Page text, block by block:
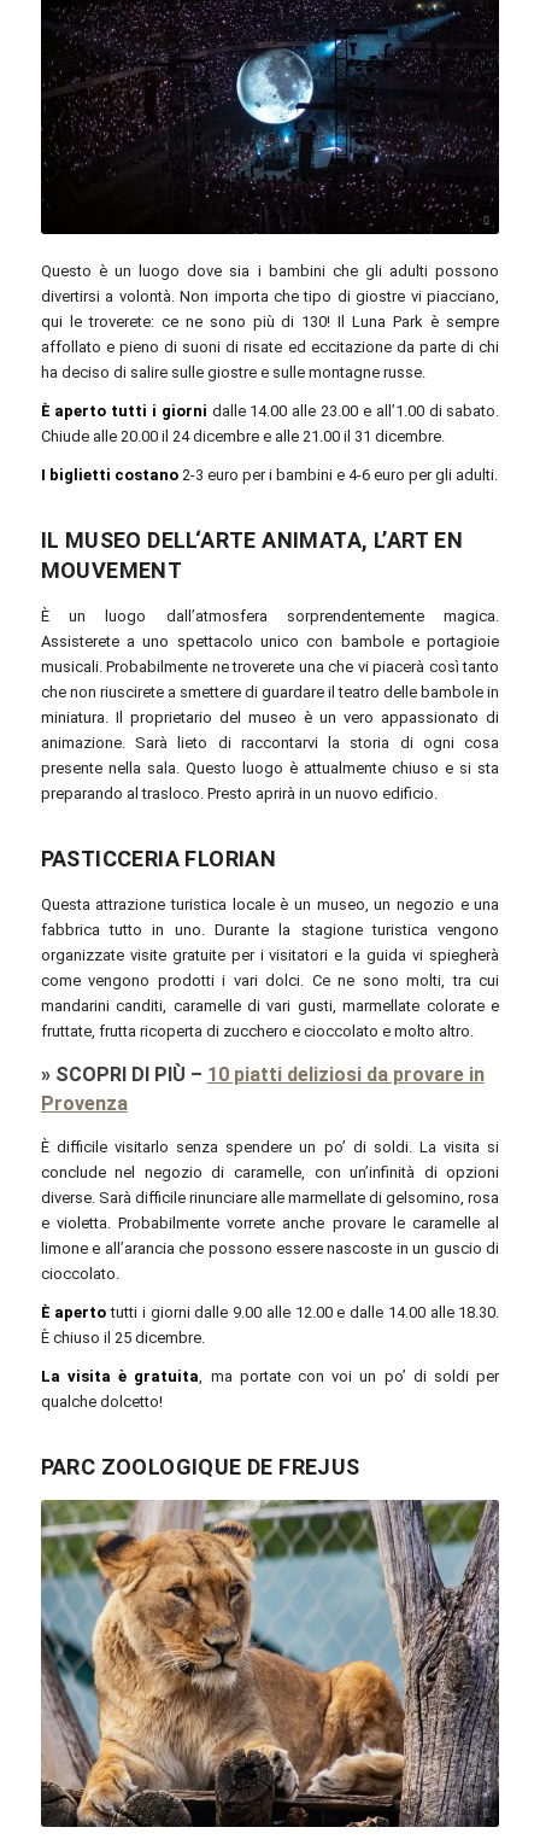
Nessim Bouzaiane / Unsplash
Questo è un luogo dove sia i bambini che gli adulti possono
divertirsi a volontà. Non importa che tipo di giostre vi piacciano,
qui le troverete: ce ne sono più di 130! Il Luna Park è sempre
affollato e pieno di suoni di risate ed eccitazione da parte di chi
ha deciso di salire sulle giostre e sulle montagne russe.
È aperto tutti i giorni dalle 14.00 alle 23.00 e all’1.00 di sabato.
Chiude alle 20.00 il 24 dicembre e alle 21.00 il 31 dicembre.
I biglietti costano2-3 euro per i bambini e 4-6 euro per gli adulti.
IL MUSEO DELL‘ARTE ANIMATA, L’ART EN
MOUVEMENT
È un luogo dall’atmosfera sorprendentemente magica.
Assisterete a uno spettacolo unico con bambole e portagioie
musicali. Probabilmente ne troverete una che vi piacerà così tanto
che non riuscirete a smettere di guardare il teatro delle bambole in
miniatura. Il proprietario del museo è un vero appassionato di
animazione. Sarà lieto di raccontarvi la storia di ogni cosa
presente nella sala. Questo luogo è attualmente chiuso e si sta
preparando al trasloco. Presto aprirà in un nuovo edificio.
PASTICCERIA FLORIAN
Questa attrazione turistica locale è un museo, un negozio e una
fabbrica tutto in uno. Durante la stagione turistica vengono
organizzate visite gratuite per i visitatori e la guida vi spiegherà
come vengono prodotti i vari dolci. Ce ne sono molti, tra cui
mandarini canditi, caramelle di vari gusti, marmellate colorate e
fruttate, frutta ricoperta di zucchero e cioccolato e molto altro.
» SCOPRI DI PIÙ – 10 piatti deliziosi da provare in
Provenza
È difficile visitarlo senza spendere un po’ di soldi. La visita si
conclude nel negozio di caramelle, con un’infinità di opzioni
diverse. Sarà difficile rinunciare alle marmellate di gelsomino, rosa
e violetta. Probabilmente vorrete anche provare le caramelle al
limone e all’arancia che possono essere nascoste in un guscio di
cioccolato.
È aperto tutti i giorni dalle 9.00 alle 12.00 e dalle 14.00 alle 18.30.
È chiuso il 25 dicembre.
La visita è gratuita, ma portate con voi un po’ di soldi per
qualche dolcetto!
PARC ZOOLOGIQUE DE FREJUS
minka2507 / Pixabay